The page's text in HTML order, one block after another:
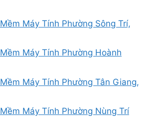
Máy Tính Phường Sông Trí,
Máy Tính Phường Hoành
Máy Tính Phường Tân Giang,
Máy Tính Phường Nùng Trí